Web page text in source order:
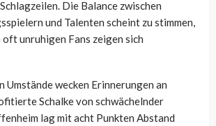
Die Balance zwischen
und Talenten scheint zu stimmen,
oft unruhigen Fans zeigen sich
Umstände wecken Erinnerungen an
Schalke von schwächelnder
lag mit acht Punkten Abstand